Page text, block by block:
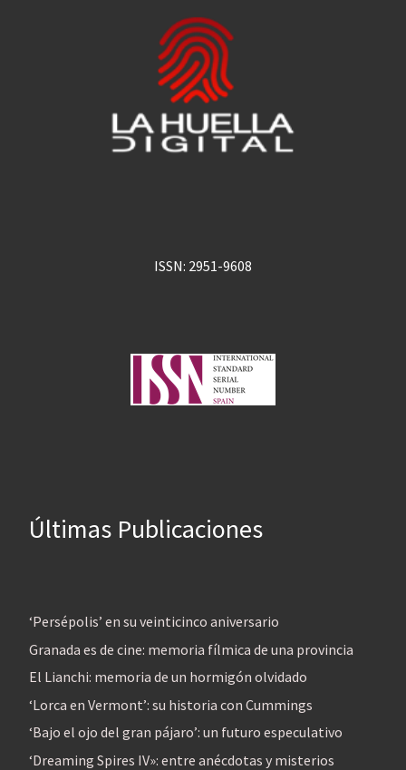
ISSN: 2951-9608
Últimas Publicaciones
‘Persépolis’ en su veinticinco aniversario
Granada es de cine: memoria fílmica de una provincia
El Lianchi: memoria de un hormigón olvidado
‘Lorca en Vermont’: su historia con Cummings
‘Bajo el ojo del gran pájaro’: un futuro especulativo
‘Dreaming Spires IV»: entre anécdotas y misterios